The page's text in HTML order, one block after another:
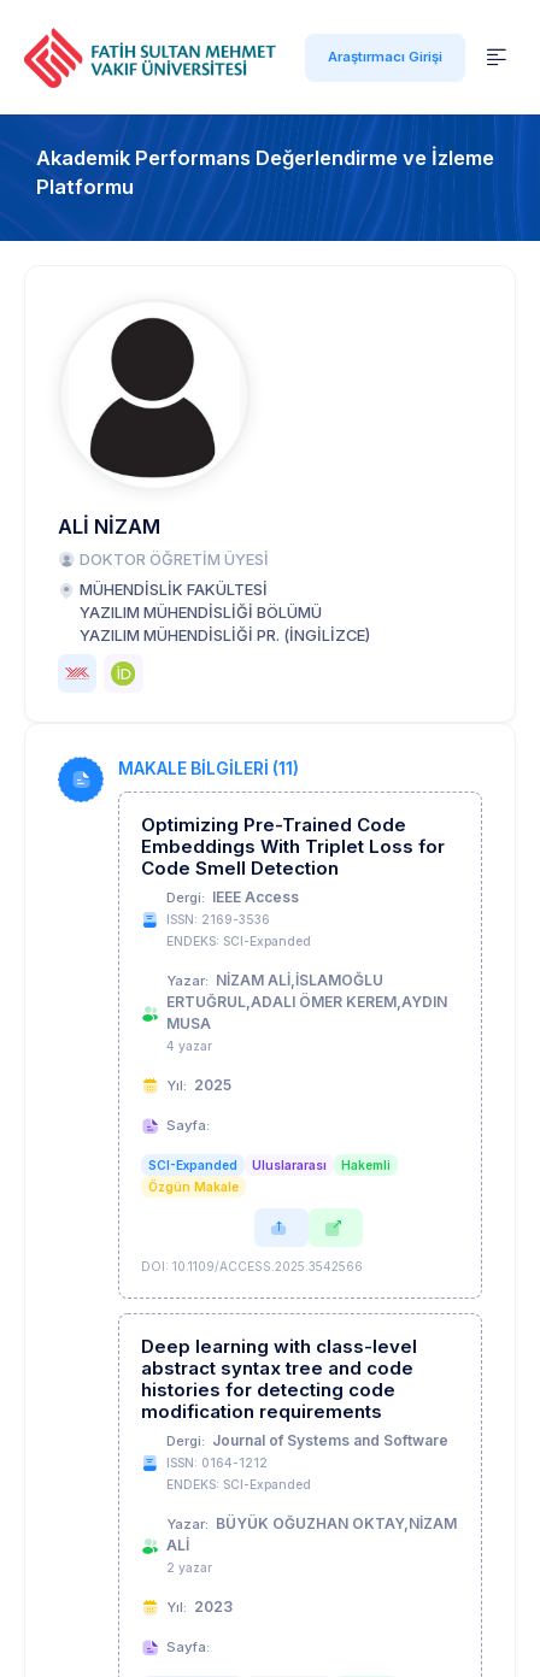
Araştırmacı Girişi
Akademik Performans Değerlendirme ve İzleme
Platformu
ALİ NİZAM
DOKTOR ÖĞRETİM ÜYESİ
MÜHENDİSLİK FAKÜLTESİ
YAZILIM MÜHENDİSLİĞİ BÖLÜMÜ
YAZILIM MÜHENDİSLİĞİ PR. (İNGİLİZCE)
MAKALE BİLGİLERİ (11)
Optimizing Pre-Trained Code
Embeddings With Triplet Loss for
Code Smell Detection
Dergi: IEEE Access
ISSN: 2169-3536
ENDEKS: SCI-Expanded
Yazar: NİZAM ALİ,İSLAMOĞLU
ERTUĞRUL,ADALI ÖMER KEREM,AYDIN
MUSA
4 yazar
Yıl: 2025
Sayfa:
SCI-Expanded Uluslararası
Hakemli
Özgün Makale
DOI: 10.1109/ACCESS.2025.3542566
Deep learning with class-level
abstract syntax tree and code
histories for detecting code
modification requirements
Dergi: Journal of Systems and Software
ISSN: 0164-1212
ENDEKS: SCI-Expanded
Yazar: BÜYÜK OĞUZHAN OKTAY,NİZAM
ALİ
2 yazar
Yıl: 2023
Sayfa: